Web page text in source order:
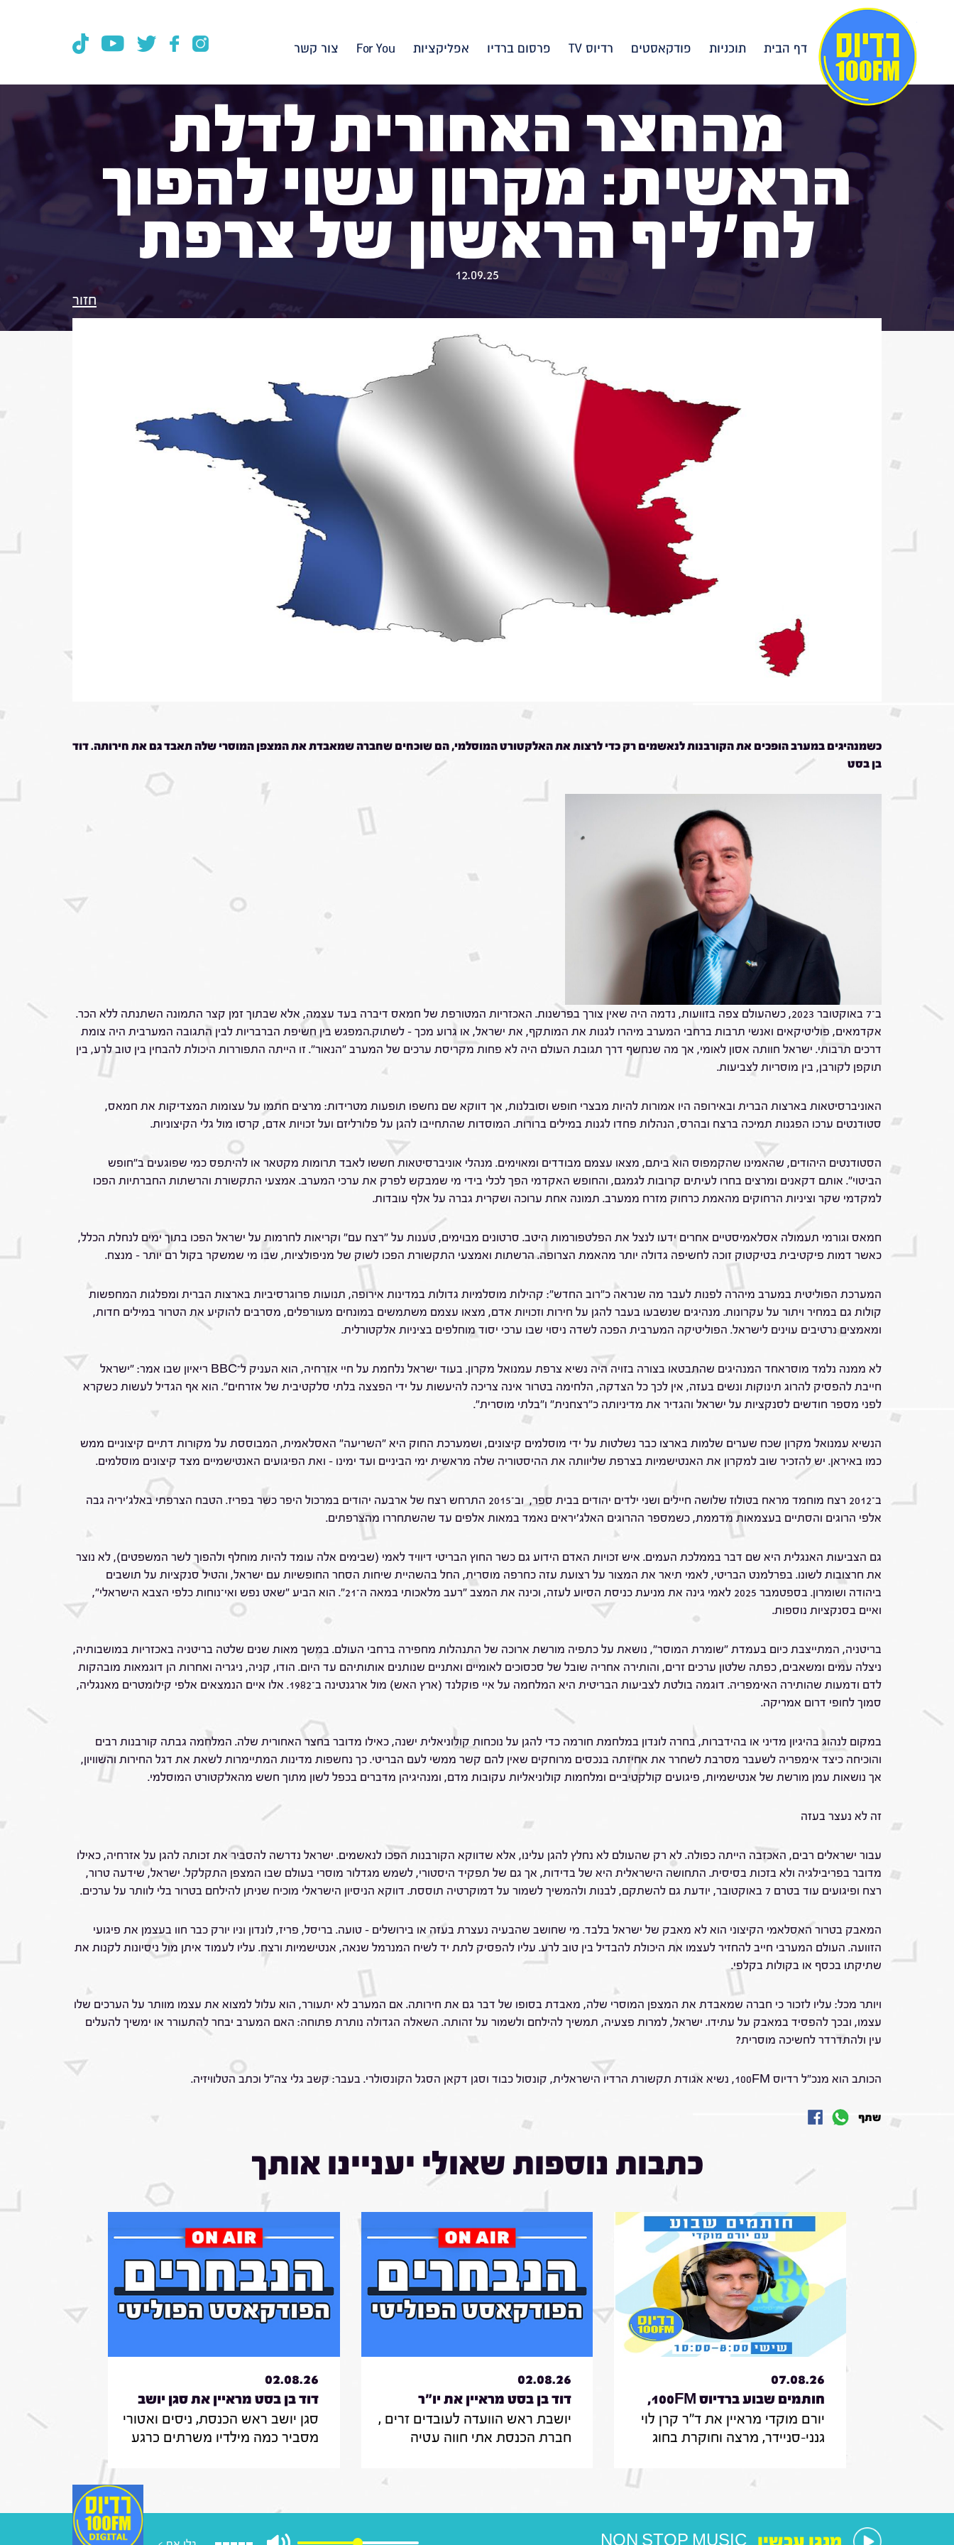
דף הבית תוכניות פודקאסטים רדיוס TV פרסום ברדיו אפליקציות For You צור קשר
מהחצר האחורית לדלת
הראשית: מקרון עשוי להפוך
לח'ליף הראשון של צרפת
12.09.25
חזור
כשמנהיגים במערב הופכים את הקורבנות לנאשמים רק כדי לרצות את האלקטורט המוסלמי, הם שוכחים שחברה שמאבדת את המצפן המוסרי שלה תאבד גם את חירותה. דוד
בן בסט
ב־7 באוקטובר 2023, כשהעולם צפה בזוועות, נדמה היה שאין צורך בפרשנות. האכזריות המטורפת של חמאס דיברה בעד עצמה, אלא שבתוך זמן קצר התמונה השתנתה ללא הכר.
אקדמאים, פוליטיקאים ואנשי תרבות ברחבי המערב מיהרו לגנות את המותקף, את ישראל, או גרוע מכך – לשתוק.המפגש בין חשיפת הברבריות לבין התגובה המערבית היה צומת
דרכים תרבותי. ישראל חוותה אסון לאומי, אך מה שנחשף דרך תגובת העולם היה לא פחות מקריסת ערכים של המערב "הנאור". זו הייתה התפוררות היכולת להבחין בין טוב לרע, בין
תוקפן לקורבן, בין מוסריות לצביעות.
האוניברסיטאות בארצות הברית ובאירופה היו אמורות להיות מבצרי חופש וסובלנות, אך דווקא שם נחשפו תופעות מטרידות: מרצים חתמו על עצומות המצדיקות את חמאס,
סטודנטים ערכו הפגנות תמיכה ברצח ובהרס, הנהלות פחדו לגנות במילים ברורות. המוסדות שהתחייבו להגן על פלורליזם ועל זכויות אדם, קרסו מול גלי הקיצוניות.
הסטודנטים היהודים, שהאמינו שהקמפוס הוא ביתם, מצאו עצמם מבודדים ומאוימים. מנהלי אוניברסיטאות חששו לאבד תרומות מקטאר או להיתפס כמי שפוגעים ב"חופש
הביטוי". אותם דקאנים ומרצים בחרו לעיתים קרובות לגמגם, והחופש האקדמי הפך לכלי בידי מי שמבקש לפרק את ערכי המערב. אמצעי התקשורת והרשתות החברתיות הפכו
למקדמי שקר וציניות הרחוקים מהאמת כרחוק מזרח ממערב. תמונה אחת ערוכה ושקרית גברה על אלף עובדות.
חמאס וגורמי תעמולה אסלאמיסטיים אחרים ידעו לנצל את הפלטפורמות היטב. סרטונים מבוימים, טענות על "רצח עם" וקריאות לחרמות על ישראל הפכו בתוך ימים לנחלת הכלל,
כאשר דמות פיקטיבית בטיקטוק זוכה לחשיפה גדולה יותר מהאמת הצרופה. הרשתות ואמצעי התקשורת הפכו לשוק של מניפולציות, שבו מי שמשקר בקול רם יותר – מנצח.
המערכת הפוליטית במערב מיהרה לפנות לעבר מה שנראה כ"רוב החדש": קהילות מוסלמיות גדולות במדינות אירופה, תנועות פרוגרסיביות בארצות הברית ומפלגות המחפשות
קולות גם במחיר ויתור על עקרונות. מנהיגים שנשבעו בעבר להגן על חירות וזכויות אדם, מצאו עצמם משתמשים במונחים מעורפלים, מסרבים להוקיע את הטרור במילים חדות,
ומאמצים נרטיבים עוינים לישראל. הפוליטיקה המערבית הפכה לשדה ניסוי שבו ערכי יסוד מוחלפים בציניות אלקטורלית.
לא ממנה נלמד מוסראחד המנהיגים שהתבטאו בצורה בזויה היה נשיא צרפת עמנואל מקרון. בעוד ישראל נלחמת על חיי אזרחיה, הוא העניק ל־BBC ריאיון שבו אמר: "ישראל
חייבת להפסיק להרוג תינוקות ונשים בעזה, אין לכך כל הצדקה, הלחימה בטרור אינה צריכה להיעשות על ידי הפצצה בלתי סלקטיבית של אזרחים". הוא אף הגדיל לעשות כשקרא
לפני מספר חודשים לסנקציות על ישראל והגדיר את מדיניותה כ"רצחנית" ו"בלתי מוסרית".
הנשיא עמנואל מקרון שכח שערים שלמות בארצו כבר נשלטות על ידי מוסלמים קיצונים, ושמערכת החוק היא "השריעה" האסלאמית, המבוססת על מקורות דתיים קיצוניים ממש
כמו באיראן. יש להזכיר שוב למקרון את האנטישמיות בצרפת שליוותה את ההיסטוריה שלה מראשית ימי הביניים ועד ימינו – ואת הפיגועים האנטישמיים מצד קיצונים מוסלמים.
ב־2012 רצח מוחמד מראח בטולוז שלושה חיילים ושני ילדים יהודים בבית ספר, וב־2015 התרחש רצח של ארבעה יהודים במרכול היפר כשר בפריז. הטבח הצרפתי באלג'יריה גבה
אלפי הרוגים והסתיים בעצמאות מדממת, כשמספר ההרוגים האלג'יראים נאמד במאות אלפים עד שהשתחררו מהצרפתים.
גם הצביעות האנגלית היא שם דבר בממלכת העמים. איש זכויות האדם הידוע גם כשר החוץ הבריטי דיוויד לאמי (שבימים אלה עומד להיות מוחלף ולהפוך לשר המשפטים), לא נוצר
את חרצובות לשונו. בפרלמנט הבריטי, לאמי תיאר את המצור על רצועת עזה כחרפה מוסרית, החל בהשהיית שיחות הסחר החופשיות עם ישראל, והטיל סנקציות על תושבים
ביהודה ושומרון. בספטמבר 2025 לאמי גינה את מניעת כניסת הסיוע לעזה, וכינה את המצב "רעב מלאכותי במאה ה־21". הוא הביע "שאט נפש ואי־נוחות כלפי הצבא הישראלי",
ואיים בסנקציות נוספות.
בריטניה, המתייצבת כיום בעמדת "שומרת המוסר", נושאת על כתפיה מורשת ארוכה של התנהלות מחפירה ברחבי העולם. במשך מאות שנים שלטה בריטניה באכזריות במושבותיה,
ניצלה עמים ומשאבים, כפתה שלטון ערכים זרים, והותירה אחריה שובל של סכסוכים לאומיים ואתניים שנותנים אותותיהם עד היום. הודו, קניה, ניגריה ואחרות הן דוגמאות מובהקות
לדם ודמעות שהותירה האימפריה. דוגמה בולטת לצביעות הבריטית היא המלחמה על איי פוקלנד (ארץ האש) מול ארגנטינה ב־1982. אלו איים הנמצאים אלפי קילומטרים מאנגליה,
סמוך לחופי דרום אמריקה.
במקום לנהוג בהיגיון מדיני או בהידברות, בחרה לונדון במלחמת חורמה כדי להגן על נוכחות קולוניאלית ישנה, כאילו מדובר בחצר האחורית שלה. המלחמה גבתה קורבנות רבים
והוכיחה כיצד אימפריה לשעבר מסרבת לשחרר את אחיזתה בנכסים מרוחקים שאין להם קשר ממשי לעם הבריטי. כך נחשפות מדינות המתיימרות לשאת את דגל החירות והשוויון,
אך נושאות עמן מורשת של אנטישמיות, פיגועים קולקטיביים ומלחמות קולוניאליות עקובות מדם, ומנהיגיהן מדברים בכפל לשון מתוך חשש מהאלקטורט המוסלמי.
זה לא נעצר בעזה
עבור ישראלים רבים, האכזבה הייתה כפולה. לא רק שהעולם לא נחלץ להגן עלינו, אלא שדווקא הקורבנות הפכו לנאשמים. ישראל נדרשה להסביר את זכותה להגן על אזרחיה, כאילו
מדובר בפריבילגיה ולא בזכות בסיסית. התחושה הישראלית היא של בדידות, אך גם של תפקיד היסטורי, לשמש מגדלור מוסרי בעולם שבו המצפן התקלקל. ישראל, שידעה טרור,
רצח ופיגועים עוד בטרם 7 באוקטובר, יודעת גם להשתקם, לבנות ולהמשיך לשמור על דמוקרטיה תוססת. דווקא הניסיון הישראלי מוכיח שניתן להילחם בטרור בלי לוותר על ערכים.
המאבק בטרור האסלאמי הקיצוני הוא לא מאבק של ישראל בלבד. מי שחושב שהבעיה נעצרת בעזה או בירושלים – טועה. בריסל, פריז, לונדון וניו יורק כבר חוו בעצמן את פיגועי
הזוועה. העולם המערבי חייב להחזיר לעצמו את היכולת להבדיל בין טוב לרע. עליו להפסיק לתת יד לשיח המנרמל שנאה, אנטישמיות ורצח. עליו לעמוד איתן מול ניסיונות לקנות את
שתיקתו בכסף או בקולות בקלפי.
ויותר מכל: עליו לזכור כי חברה שמאבדת את המצפן המוסרי שלה, מאבדת בסופו של דבר גם את חירותה. אם המערב לא יתעורר, הוא עלול למצוא את עצמו מוותר על הערכים שלו
עצמו, ובכך להפסיד במאבק על עתידו. ישראל, למרות פצעיה, תמשיך להילחם ולשמור על זהותה. השאלה הגדולה נותרת פתוחה: האם המערב יבחר להתעורר או ימשיך להעלים
עין ולהתדרדר לחשיכה מוסרית?
הכותב הוא מנכ"ל רדיוס 100FM, נשיא אגודת תקשורת הרדיו הישראלית, קונסול כבוד וסגן דקאן הסגל הקונסולרי. בעבר: קשב גלי צה"ל וכתב הטלוויזיה.
שתף
כתבות נוספות שאולי יעניינו אותך
07.08.26
חותמים שבוע ברדיוס 100FM,
תכנית 330, 07 באוגוסט 2026
יורם מוקדי מראיין את ד"ר קרן לוי
גנני-סניידר, מרצה וחוקרת בחוג
אי-הישארותם של אזרחים ללא
02.08.26
דוד בן בסט מראיין את יו"ר
הוועדה לעובדים זרים , חברת
הכנסת אתי חווה עטיה|31.7.26
יושבת ראש הוועדה לעובדים זרים ,
חברת הכנסת אתי חווה עטיה
זר בסיעוד לבני 85 ומעלה ומה מניע
02.08.26
דוד בן בסט מראיין את סגן יושב
ראש הכנסת, ניסים
ואטורי|31.7.26
סגן יושב ראש הכנסת, ניסים ואטורי
מסביר כמה מילדיו משרתים כרגע
בממשלה הבאה
NON STOP MUSIC